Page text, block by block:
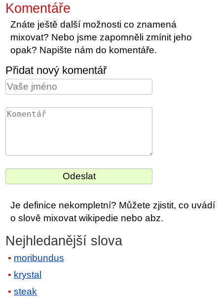
Komentáře
Znáte ještě další možnosti co znamená
mixovat? Nebo jsme zapomněli zmínit jeho
opak? Napište nám do komentáře.
Přidat nový komentář
Je definice nekompletní? Můžete zjistit, co uvádí
o slově mixovat wikipedie nebo abz.
Nejhledanější slova
moribundus
krystal
steak